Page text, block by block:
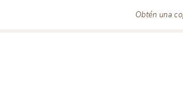
Obtén una